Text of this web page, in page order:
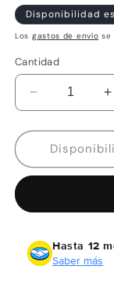
habitual
Disponibilidad
Los gastos de envío se
Cantidad
Reducir
cantidad
para
Audio
S-
i
Altavoces
i
Hasta 12
Saber más